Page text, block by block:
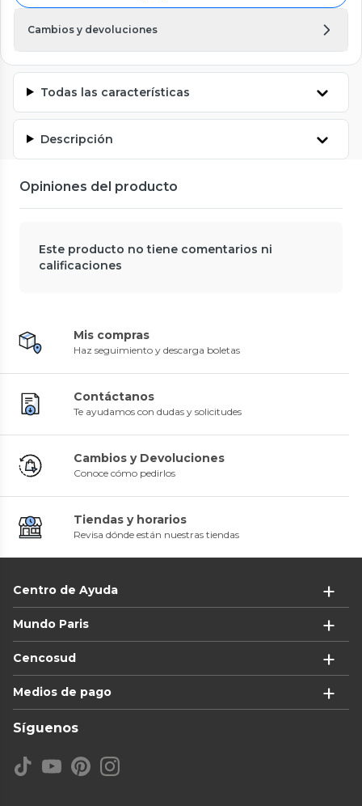
Cambios y devoluciones
Todas las características
Descripción
Opiniones del producto
Este producto no tiene comentarios ni
calificaciones
Mis compras
Haz seguimiento y descarga boletas
Contáctanos
Te ayudamos con dudas y solicitudes
Cambios y Devoluciones
Conoce cómo pedirlos
Tiendas y horarios
Revisa dónde están nuestras tiendas
Centro de Ayuda
Mundo Paris
Cencosud
Medios de pago
Síguenos